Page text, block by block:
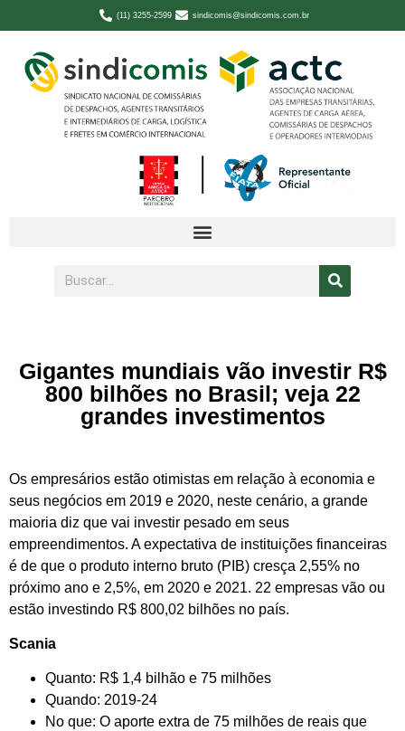
(11) 3255-2599 sindicomis@sindicomis.com.br
Gigantes mundiais vão investir R$
800 bilhões no Brasil; veja 22
grandes investimentos
Os empresários estão otimistas em relação à economia e
seus negócios em 2019 e 2020, neste cenário, a grande
maioria diz que vai investir pesado em seus
empreendimentos. A expectativa de instituições financeiras
é de que o produto interno bruto (PIB) cresça 2,55% no
próximo ano e 2,5%, em 2020 e 2021. 22 empresas vão ou
estão investindo R$ 800,02 bilhões no país.
Scania
Quanto: R$ 1,4 bilhão e 75 milhões
Quando: 2019-24
No que: O aporte extra de 75 milhões de reais que